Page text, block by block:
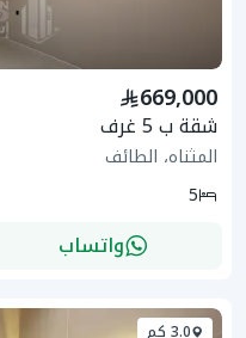
669,000
شقة ب 5 غرف
المثناه، الطائف
5
واتساب
3.0 كم